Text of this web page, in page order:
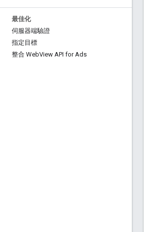
最佳化
伺服器端驗證
指定目標
整合 WebView API for Ads